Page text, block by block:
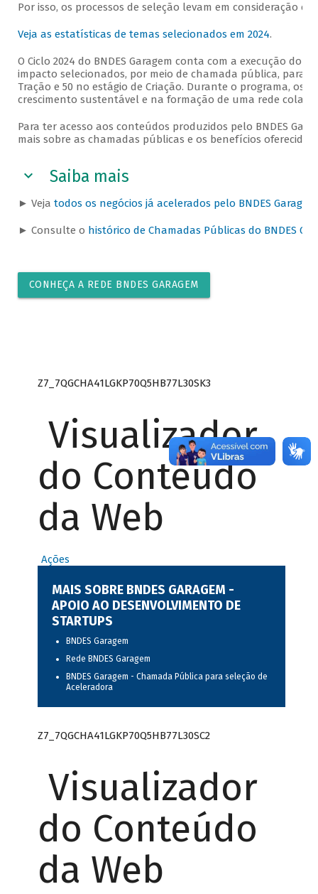
Por isso, os processos de seleção levam em consideração
Veja as estatísticas de temas selecionados em 2024.
O Ciclo 2024 do BNDES Garagem conta com a execução do
impacto selecionados, por meio de chamada pública, para
Tração e 50 no estágio de Criação. Durante o programa,
crescimento sustentável e na formação de uma rede
Para ter acesso aos conteúdos produzidos pelo BNDES
mais sobre as chamadas públicas e os benefícios oferecidos
Saiba mais
► Veja todos os negócios já acelerados pelo BNDES Garagem
► Consulte o histórico de Chamadas Públicas do BNDES
CONHEÇA A REDE BNDES GARAGEM
Z7_7QGCHA41LGKP70Q5HB77L30SK3
Visualizador
do Conteúdo
da Web
Ações
MAIS SOBRE BNDES GARAGEM -
APOIO AO DESENVOLVIMENTO DE
STARTUPS
BNDES Garagem
Rede BNDES Garagem
BNDES Garagem - Chamada Pública para seleção de
Aceleradora
Z7_7QGCHA41LGKP70Q5HB77L30SC2
Visualizador
do Conteúdo
da Web